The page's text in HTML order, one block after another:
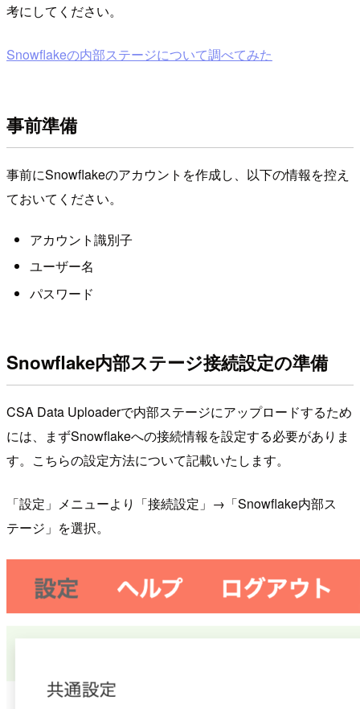
考にしてください。
Snowflakeの内部ステージについて調べてみた
事前準備
事前にSnowflakeのアカウントを作成し、以下の情報を控え
ておいてください。
アカウント識別子
ユーザー名
パスワード
Snowflake内部ステージ接続設定の準備
CSA Data Uploaderで内部ステージにアップロードするため
には、まずSnowflakeへの接続情報を設定する必要がありま
す。こちらの設定方法について記載いたします。
「設定」メニューより「接続設定」→「Snowflake内部ス
テージ」を選択。